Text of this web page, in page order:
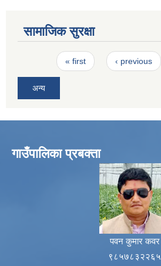
सामाजिक सुरक्षा
Pages« first ‹ previous
अन्य
गाउँपालिका प्रबक्ता
पवन कुमार कवर
९८५७८३२२६५